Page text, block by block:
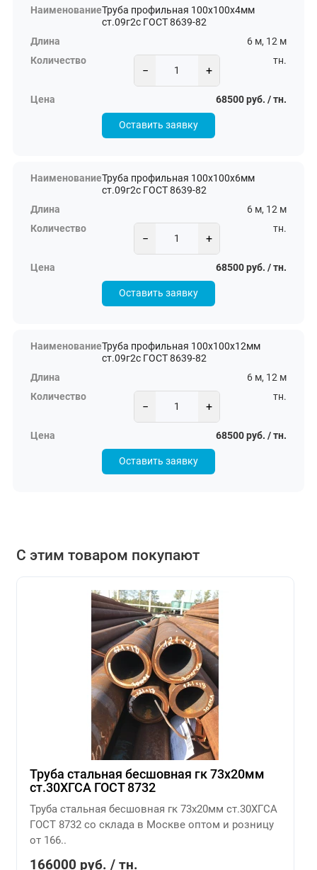
Труба профильная 100х100х4мм
ст.09г2с ГОСТ 8639-82
6 м, 12 м
− +
тн.
68500 руб. / тн.
Оставить заявку
Труба профильная 100х100х6мм
ст.09г2с ГОСТ 8639-82
6 м, 12 м
− +
тн.
68500 руб. / тн.
Оставить заявку
Труба профильная 100х100х12мм
ст.09г2с ГОСТ 8639-82
6 м, 12 м
− +
тн.
68500 руб. / тн.
Оставить заявку
С этим товаром покупают
Труба стальная бесшовная гк 73х20мм
ст.30ХГСА ГОСТ 8732
Труба стальная бесшовная гк 73х20мм ст.30ХГСА
ГОСТ 8732 со склада в Москве оптом и розницу
от 166..
166000 руб. / тн.